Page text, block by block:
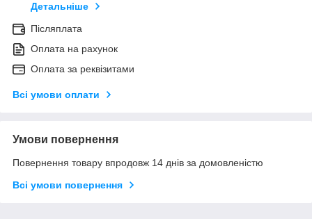
Детальніше
Післяплата
Оплата на рахунок
Оплата за реквізитами
Всі умови оплати
Умови повернення
Повернення товару впродовж 14 днів за домовленістю
Всі умови повернення